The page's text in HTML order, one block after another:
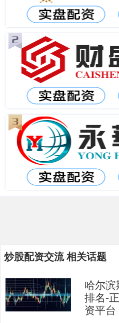
炒股配资交流 相关话题
哈尔
排名-
资平台